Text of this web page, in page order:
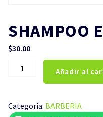
SHAMPOO
$30.00
SHAMPOO
cantidad
Añadir al
Categoría: BARBERIA